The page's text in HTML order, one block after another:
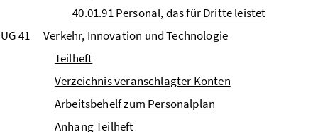
40.01.91 Personal, das für Dritte leistet
UG 41
Verkehr, Innovation und Technologie
Teilheft
Verzeichnis veranschlagter Konten
Arbeitsbehelf zum Personalplan
Anhang Teilheft